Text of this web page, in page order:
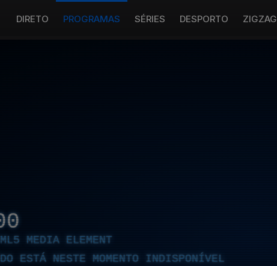
DIRETO PROGRAMAS SÉRIES DESPORTO ZIGZAG
MEDIA ELEMENT
ESTÁ NESTE MOMENTO INDISPONÍVEL